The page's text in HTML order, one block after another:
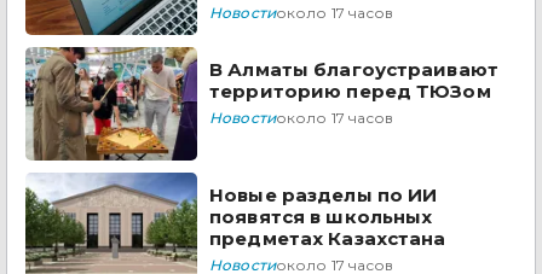
Новостиоколо 17 часов
В Алматы благоустраивают
территорию перед ТЮЗом
Новостиоколо 17 часов
Новые разделы по ИИ
появятся в школьных
предметах Казахстана
Новостиоколо 17 часов